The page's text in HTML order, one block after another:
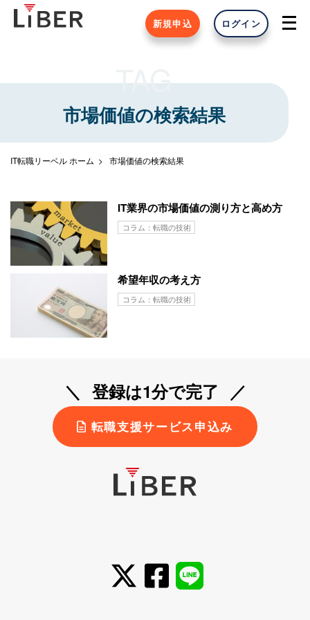
新規申込 ログイン
TAG
市場価値の検索結果
IT転職リーベル ホーム 市場価値の検索結果
IT業界の市場価値の測り方と高め方
コラム：転職の技術
希望年収の考え方
コラム：転職の技術
登録は1分で完了
転職支援サービス申込み